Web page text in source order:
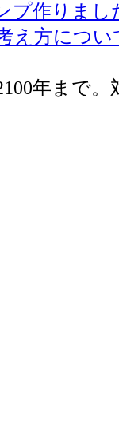
プ作りまし
え方につい
年まで